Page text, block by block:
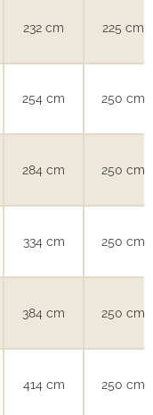
232 cm 225 cm
254 cm 250 cm
284 cm 250 cm
334 cm 250 cm
384 cm 250 cm
414 cm 250 cm